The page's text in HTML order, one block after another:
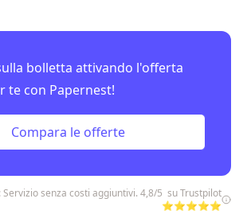
bolletta attivando l'offerta
te con Papernest!
Compara le offerte
Servizio senza costi aggiuntivi. 4,8/5 su Trustpilot
⭐⭐⭐⭐⭐